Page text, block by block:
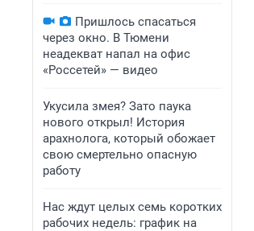
Пришлось спасаться
через окно. В Тюмени
неадекват напал на офис
«Россетей» — видео
Укусила змея? Зато паука
нового открыл! История
арахнолога, который обожает
свою смертельно опасную
работу
Нас ждут целых семь коротких
рабочих недель: график на